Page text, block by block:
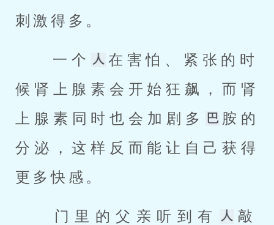
刺激得多。
一个
在害怕、紧张的时
候肾上腺素会开始狂飙，而肾
上腺素同时也会加剧多
胺的
分泌，这样反而能让自己获得
更多快感。
门里的父亲听到有
敲